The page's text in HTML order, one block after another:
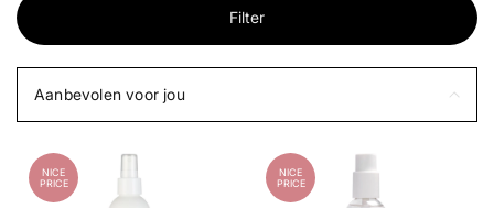
Filter
Aanbevolen voor jou
NICE
PRICE
NICE
PRICE